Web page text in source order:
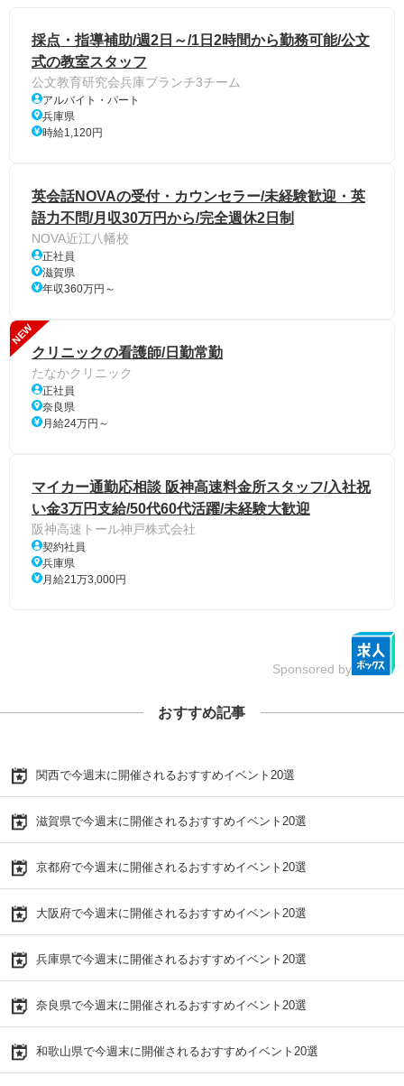
採点・指導補助/週2日～/1日2時間から勤務可能/公文
式の教室スタッフ
公文教育研究会兵庫ブランチ3チーム
アルバイト・パート
兵庫県
時給1,120円
英会話NOVAの受付・カウンセラー/未経験歓迎・英
語力不問/月収30万円から/完全週休2日制
NOVA近江八幡校
正社員
滋賀県
年収360万円～
NEW
クリニックの看護師/日勤常勤
たなかクリニック
正社員
奈良県
月給24万円～
マイカー通勤応相談 阪神高速料金所スタッフ/入社祝
い金3万円支給/50代60代活躍/未経験大歓迎
阪神高速トール神戸株式会社
契約社員
兵庫県
月給21万3,000円
Sponsored by
おすすめ記事
関西で今週末に開催されるおすすめイベント20選
滋賀県で今週末に開催されるおすすめイベント20選
京都府で今週末に開催されるおすすめイベント20選
大阪府で今週末に開催されるおすすめイベント20選
兵庫県で今週末に開催されるおすすめイベント20選
奈良県で今週末に開催されるおすすめイベント20選
和歌山県で今週末に開催されるおすすめイベント20選